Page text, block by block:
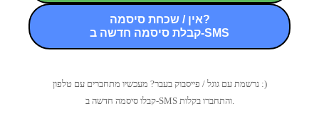
אין / שכחת סיסמה?
קבלת סיסמה חדשה ב-SMS
נרשמת עם גוגל / פייסבוק בעבר? מעכשיו מתחברים עם טלפון :)
קבלו סיסמה חדשה ב-SMS והתחברו בקלות.